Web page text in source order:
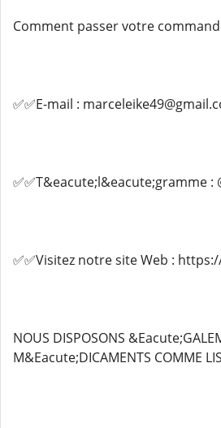
Comment passer votre
✅✅E-mail :
✅✅T&eacute;l&eacute;gramme :
✅✅Visitez notre site Web :
NOUS DISPOSONS
M&Eacute;DICAMENTS COMME